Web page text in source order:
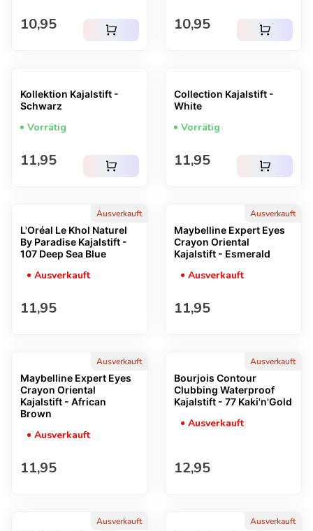
Regulärer Preis
10,95 shopping_cart Regulärer Preis
10,95 shopping_cart
Kollektion Kajalstift -
Schwarz
Vorrätig
Regulärer Preis
11,95 shopping_cart
Collection Kajalstift -
White
Vorrätig
Regulärer Preis
11,95 shopping_cart
Ausverkauft
L'Oréal Le Khol Naturel
By Paradise Kajalstift -
107 Deep Sea Blue
Ausverkauft
Regulärer Preis
11,95
Ausverkauft
Maybelline Expert Eyes
Crayon Oriental
Kajalstift - Esmerald
Ausverkauft
Regulärer Preis
11,95
Ausverkauft
Maybelline Expert Eyes
Crayon Oriental
Kajalstift - African
Brown
Ausverkauft
Regulärer Preis
11,95
Ausverkauft
Bourjois Contour
Clubbing Waterproof
Kajalstift - 77 Kaki'n'Gold
Ausverkauft
Regulärer Preis
12,95
Ausverkauft Ausverkauft